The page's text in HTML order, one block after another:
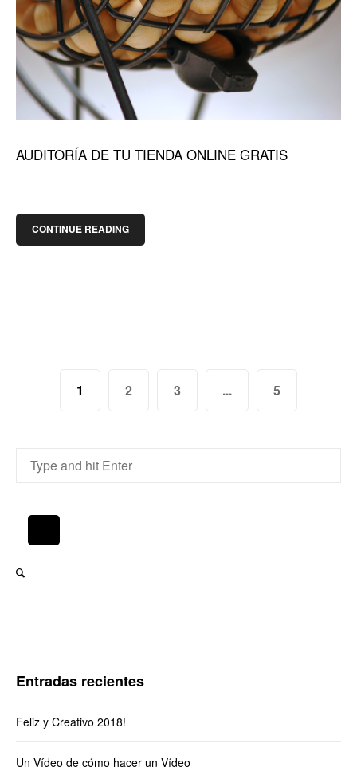
AUDITORÍA DE TU TIENDA ONLINE GRATIS
CONTINUE READING
1 2 3 ... 5
Entradas recientes
Feliz y Creativo 2018!
Un Vídeo de cómo hacer un Vídeo